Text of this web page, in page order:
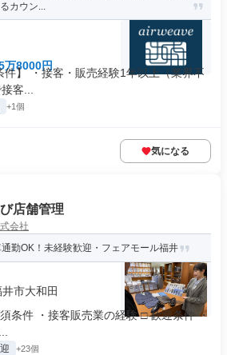
カウン...
万8000円
件】 ・接客・販売経験1年以上（業界不
客...
+1個
気になる
店舗管理
会社
勤OK！未経験歓迎・フェアモール福井
市大和田
条件 ・接客販売業の経験 □ 歓迎条件 ・
+23個